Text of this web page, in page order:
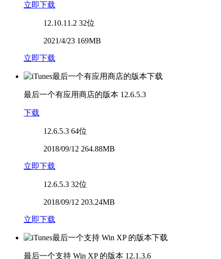
立即下载
12.10.11.2 32位
2021/4/23 169MB
立即下载
最后一个有应用商店的版本 12.6.5.3
下载
12.6.5.3 64位
2018/09/12 264.88MB
立即下载
12.6.5.3 32位
2018/09/12 203.24MB
立即下载
最后一个支持 Win XP 的版本 12.1.3.6